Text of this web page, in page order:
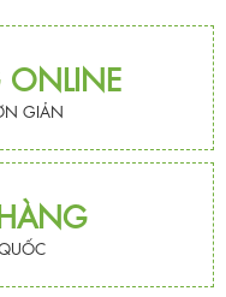
GIẢN